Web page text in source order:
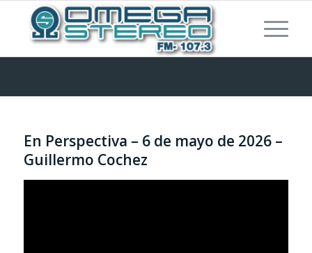
En Perspectiva – 6 de mayo de 2026 –
Guillermo Cochez